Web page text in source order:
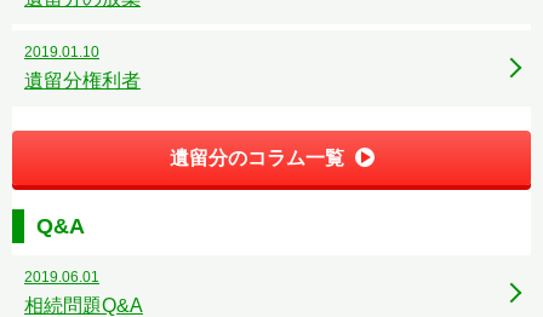
2019.01.10
遺留分権利者
遺留分のコラム一覧
Q&A
2019.06.01
相続問題Q&A